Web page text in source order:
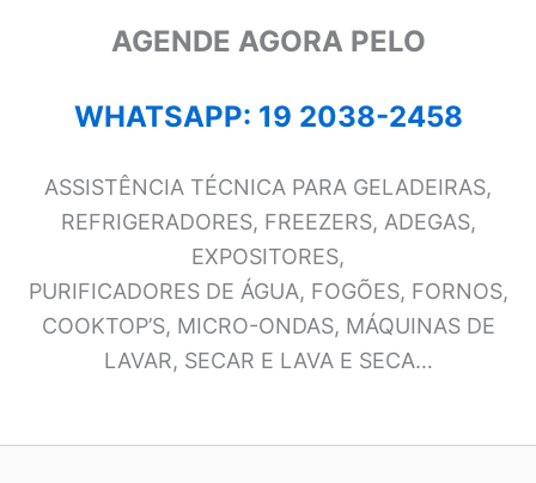
AGENDE AGORA PELO
WHATSAPP: 19 2038-2458
ASSISTÊNCIA TÉCNICA PARA GELADEIRAS,
REFRIGERADORES, FREEZERS, ADEGAS,
EXPOSITORES,
PURIFICADORES DE ÁGUA, FOGÕES, FORNOS,
COOKTOP’S, MICRO-ONDAS, MÁQUINAS DE
LAVAR, SECAR E LAVA E SECA…